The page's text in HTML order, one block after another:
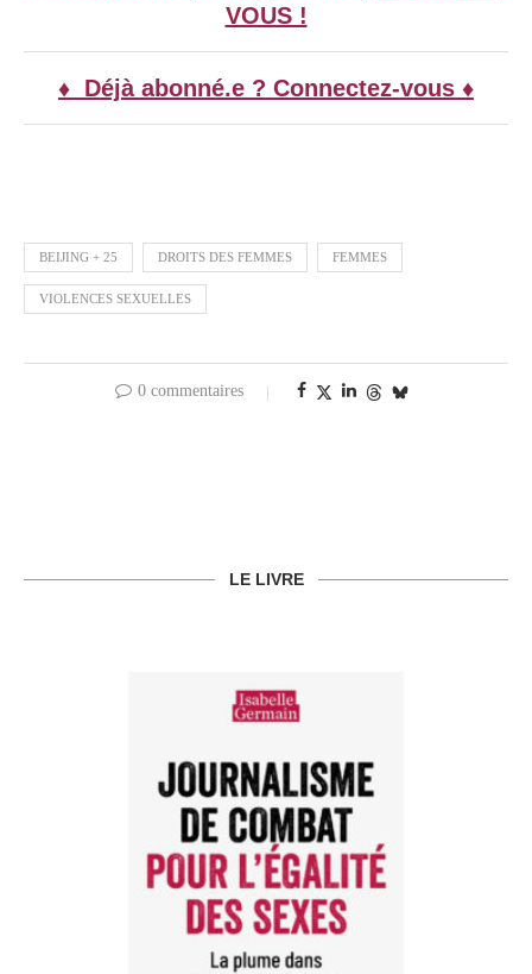
VOUS !
♦ Déjà abonné.e ? Connectez-vous ♦
BEIJING + 25 DROITS DES FEMMES FEMMES
VIOLENCES SEXUELLES
0 commentaires
LE LIVRE